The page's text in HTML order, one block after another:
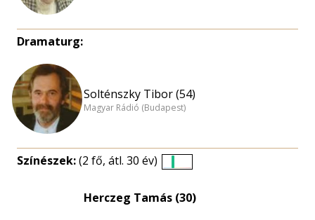
Dramaturg:
Solténszky Tibor (54)
Magyar Rádió (Budapest)
Színészek:(2 fő, átl. 30 év)
eloszlás
Herczeg Tamás (30)